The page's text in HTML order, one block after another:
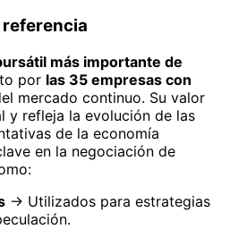
referencia
más importante de
por las 35 empresas con
mercado continuo. Su valor
y refleja la evolución de las
de la economía
en la negociación de
→ Utilizados para estrategias